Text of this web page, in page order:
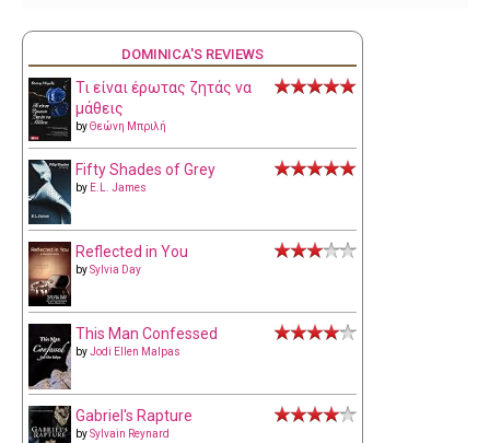
DOMINICA'S REVIEWS
Τι είναι έρωτας ζητάς να
μάθεις
byΘεώνη Μπριλή
Fifty Shades of Grey
by E.L. James
Reflected in You
bySylvia Day
This Man Confessed
byJodi Ellen Malpas
Gabriel's Rapture
bySylvain Reynard